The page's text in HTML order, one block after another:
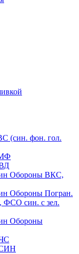
(син. фон. гол.
Обороны ВКС,
Обороны Погран.
син. с зел.
Обороны